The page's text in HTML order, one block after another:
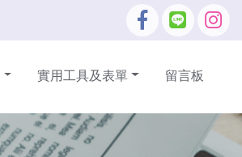
實用工具及表單 留言板